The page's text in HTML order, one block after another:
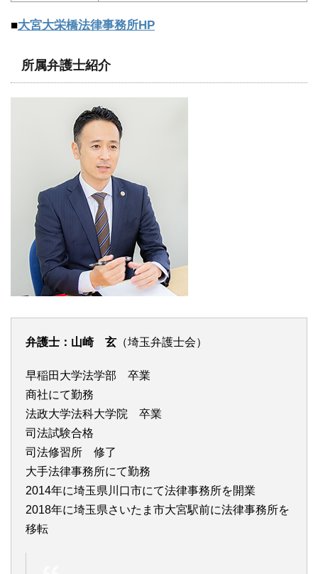
■大宮大栄橋法律事務所HP
所属弁護士紹介
弁護士：山崎 玄 （埼玉弁護士会）
早稲田大学法学部 卒業
商社にて勤務
法政大学法科大学院 卒業
司法試験合格
司法修習所 修了
大手法律事務所にて勤務
2014年に埼玉県川口市にて法律事務所を開業
2018年に埼玉県さいたま市大宮駅前に法律事務所を
移転